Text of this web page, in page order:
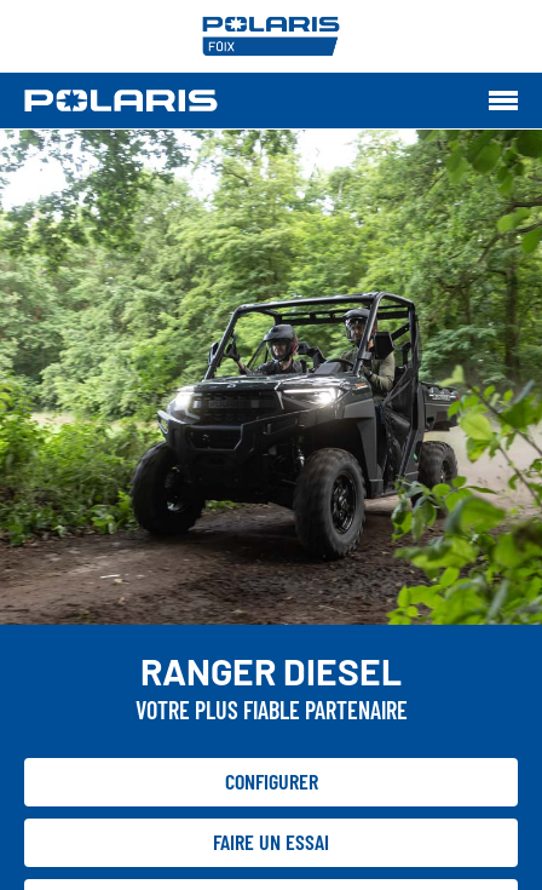
RANGER DIESEL
VOTRE PLUS FIABLE PARTENAIRE
CONFIGURER
FAIRE UN ESSAI